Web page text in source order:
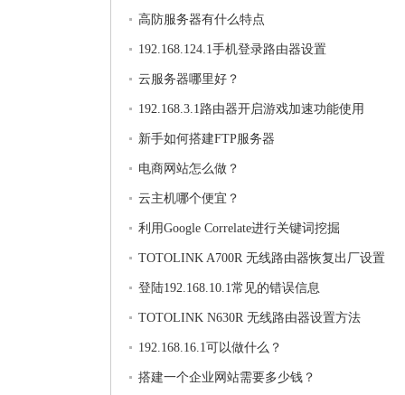
高防服务器有什么特点
192.168.124.1手机登录路由器设置
云服务器哪里好？
192.168.3.1路由器开启游戏加速功能使用
新手如何搭建FTP服务器
电商网站怎么做？
云主机哪个便宜？
利用Google Correlate进行关键词挖掘
TOTOLINK A700R 无线路由器恢复出厂设置
登陆192.168.10.1常见的错误信息
TOTOLINK N630R 无线路由器设置方法
192.168.16.1可以做什么？
搭建一个企业网站需要多少钱？